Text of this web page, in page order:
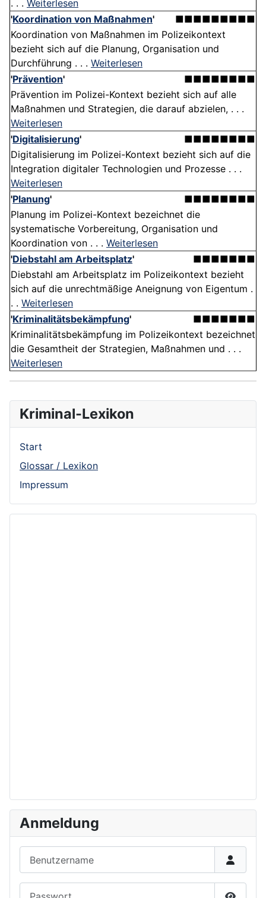
. . . Weiterlesen
'Koordination von Maßnahmen'
■■■■■■■■■
Koordination von Maßnahmen im Polizeikontext
bezieht sich auf die Planung, Organisation und
Durchführung . . . Weiterlesen
'Prävention'
■■■■■■■■
Prävention im Polizei-Kontext bezieht sich auf alle
Maßnahmen und Strategien, die darauf abzielen, . . .
Weiterlesen
'Digitalisierung'
■■■■■■■■
Digitalisierung im Polizei-Kontext bezieht sich auf die
Integration digitaler Technologien und Prozesse . . .
Weiterlesen
'Planung'
■■■■■■■■
Planung im Polizei-Kontext bezeichnet die
systematische Vorbereitung, Organisation und
Koordination von . . . Weiterlesen
'Diebstahl am Arbeitsplatz'
■■■■■■■
Diebstahl am Arbeitsplatz im Polizeikontext bezieht
sich auf die unrechtmäßige Aneignung von Eigentum .
. . Weiterlesen
'Kriminalitätsbekämpfung'
■■■■■■■
Kriminalitätsbekämpfung im Polizeikontext bezeichnet
die Gesamtheit der Strategien, Maßnahmen und . . .
Weiterlesen
Kriminal-Lexikon
Start
Glossar / Lexikon
Impressum
Anmeldung